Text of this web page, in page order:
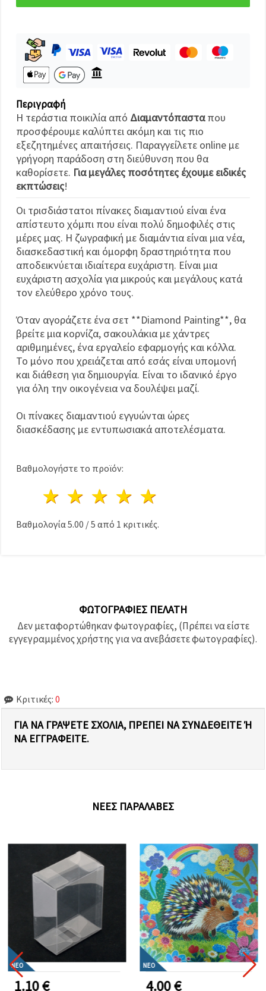
κουμπί
Αποθήκευση.
Αποδέχομαι
Ρυθμίσεις
Περιγραφή
Η τεράστια ποικιλία από Διαμαντόπασταπου
προσφέρουμε καλύπτει ακόμη και τις πιο
εξεζητημένες απαιτήσεις. Παραγγείλετε online με
γρήγορη παράδοση στη διεύθυνση που θα
καθορίσετε. Για μεγάλες ποσότητες έχουμε ειδικές
εκπτώσεις!
Οι τρισδιάστατοι πίνακες διαμαντιού είναι ένα
απίστευτο χόμπι που είναι πολύ δημοφιλές στις
μέρες μας. Η ζωγραφική με διαμάντια είναι μια νέα,
διασκεδαστική και όμορφη δραστηριότητα που
αποδεικνύεται ιδιαίτερα ευχάριστη. Είναι μια
ευχάριστη ασχολία για μικρούς και μεγάλους κατά
τον ελεύθερο χρόνο τους.
Όταν αγοράζετε ένα σετ **Diamond Painting**, θα
βρείτε μια κορνίζα, σακουλάκια με χάντρες
αριθμημένες, ένα εργαλείο εφαρμογής και κόλλα.
Το μόνο που χρειάζεται από εσάς είναι υπομονή
και διάθεση για δημιουργία. Είναι το ιδανικό έργο
για όλη την οικογένεια να δουλέψει μαζί.
Οι πίνακες διαμαντιού εγγυώνται ώρες
διασκέδασης με εντυπωσιακά αποτελέσματα.
Βαθμολογήστε το προϊόν:
4 Αστέρια
3 Αστέρια
2 Αστέρια
1 Αστέρι
Βαθμολογία 5.00 /5 από 1 κριτικές.
ΦΩΤΟΓΡΑΦΊΕΣ ΠΕΛΆΤΗ
Δεν μεταφορτώθηκαν φωτογραφίες, (Πρέπει να είστε
εγγεγραμμένος χρήστης για να ανεβάσετε φωτογραφίες).
Κριτικές: 0
ΓΙΑ ΝΑ ΓΡΆΨΕΤΕ ΣΧΌΛΙΑ, ΠΡΈΠΕΙ ΝΑ ΣΥΝΔΕΘΕΊΤΕ Ή Ν
Α ΕΓΓΡΑΦΕΊΤΕ.
ΝΈΕΣ ΠΑΡΑΛΑΒΈΣ
ΝΈΟ
1.10 €
ΝΈΟ
4.00 €